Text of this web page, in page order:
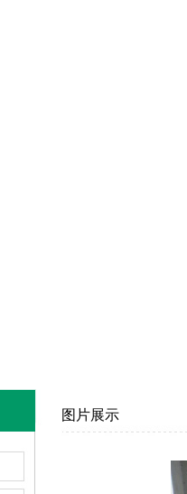
图片展示